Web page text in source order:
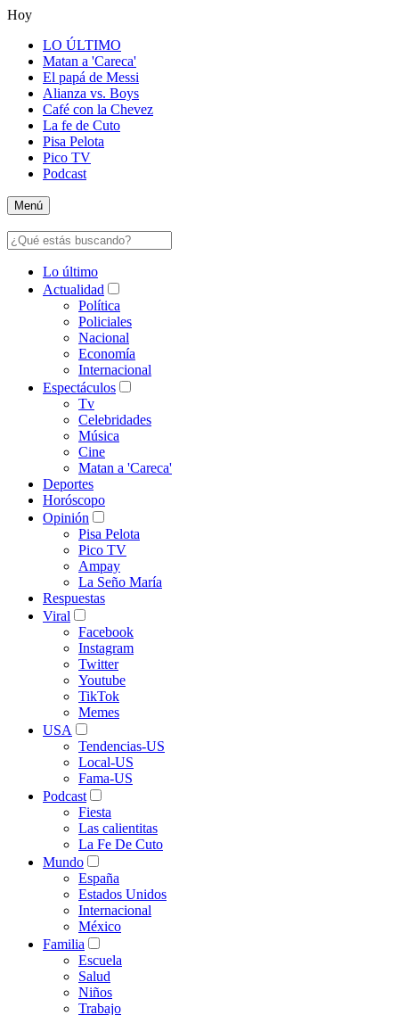
Hoy
LO ÚLTIMO
Matan a 'Careca'
El papá de Messi
Alianza vs. Boys
Café con la Chevez
La fe de Cuto
Pisa Pelota
Pico TV
Podcast
Menú
Lo último
Actualidad
Política
Policiales
Nacional
Economía
Internacional
Espectáculos
Tv
Celebridades
Música
Cine
Matan a 'Careca'
Deportes
Horóscopo
Opinión
Pisa Pelota
Pico TV
Ampay
La Seño María
Respuestas
Viral
Facebook
Instagram
Twitter
Youtube
TikTok
Memes
USA
Tendencias-US
Local-US
Fama-US
Podcast
Fiesta
Las calientitas
La Fe De Cuto
Mundo
España
Estados Unidos
Internacional
México
Familia
Escuela
Salud
Niños
Trabajo